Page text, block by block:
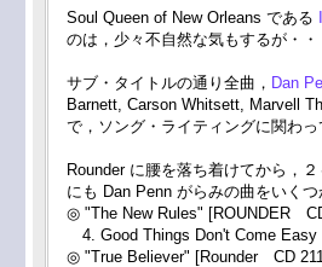
Soul Queen of New Orleans である
のは，少々不自然な気もするが・・
サブ・タイトルの通り全曲， Dan
Barnett, Carson Whitsett, Marvell
で，ソング・ライティングに関わ
Rounder に腰を落ち着けてから，
にも Dan Penn がらみの曲をいく
◎ "The New Rules" [ROUNDER
4. Good Things Don't Come Easy
◎ "True Believer" [Rounder CD